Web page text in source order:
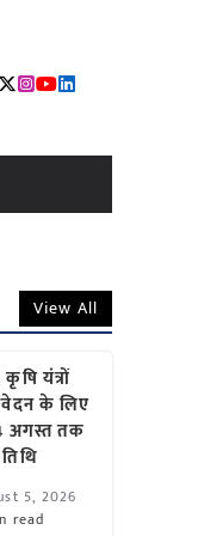
View All
कृषि यंत्रों
के लिए
तक
5, 2026
read